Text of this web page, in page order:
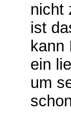
nicht
ist
kann
ein
um